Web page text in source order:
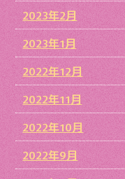
2023年2月
2023年1月
2022年12月
2022年11月
2022年10月
2022年9月